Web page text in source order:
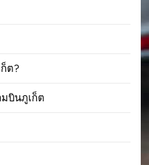
ต?
บินภูเก็ต